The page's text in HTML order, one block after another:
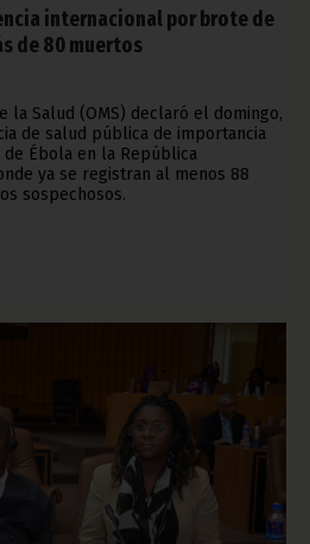
internacional por brote de
de 80 muertos
la Salud (OMS) declaró el domingo,
de salud pública de importancia
Ébola en la República
ya se registran al menos 88
sospechosos.